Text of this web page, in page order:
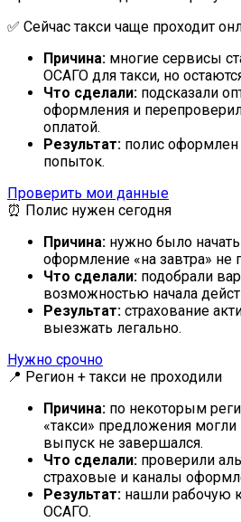
✅ Сейчас такси чаще проходит
Причина: многие сервисы
ОСАГО для такси, но
Что сделали: подсказали
оформления и
оплатой.
Результат: полис
попыток.
Проверить мои данные
⏰ Полис нужен сегодня
Причина: нужно было
оформление «на завтра» не
Что сделали: подобрали
возможностью начала
Результат: страхование
выезжать легально.
Нужно срочно
📍 Регион + такси не проходили
Причина: по некоторым
«такси» предложения
выпуск не завершался.
Что сделали: проверили
страховые и каналы
Результат: нашли рабочую
ОСАГО.